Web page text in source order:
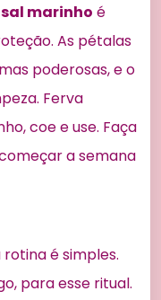
marinho é
As pétalas
poderosas, e o
Ferva
coe e use. Faça
a semana
é simples.
para esse ritual.